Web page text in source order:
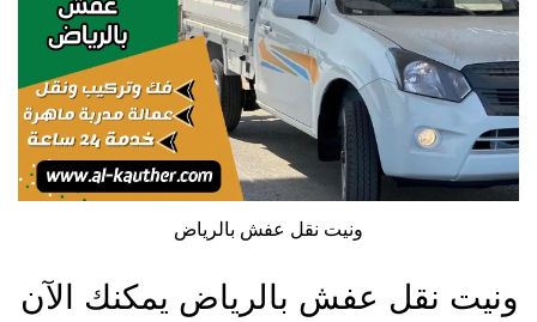
ونيت نقل عفش بالرياض
ونيت نقل عفش بالرياض يمكنك الآن